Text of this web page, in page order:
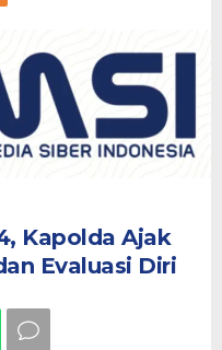
Kapolda Ajak
Evaluasi Diri